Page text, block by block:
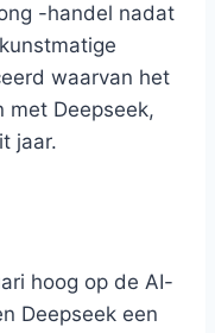
-handel nadat
waarvan het
met Deepseek,
jaar.
hoog op de AI-
Deepseek een